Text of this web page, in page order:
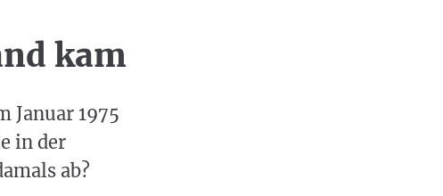
kam
Januar 1975
in der
ab?